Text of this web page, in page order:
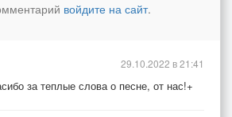
войдите на сайт.
за теплые слова о песне, от нас!+
29.10.2022 в 21:41